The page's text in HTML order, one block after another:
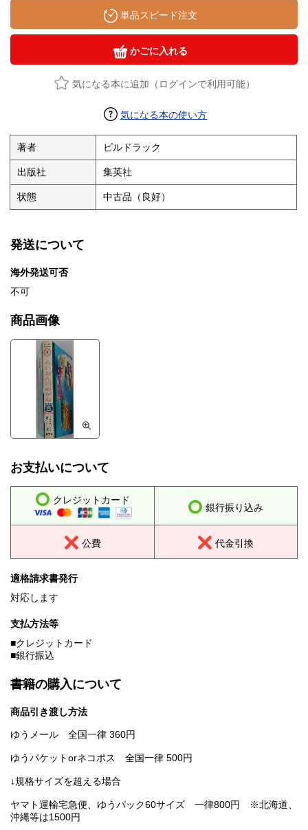
単品スピード注文
かごに入れる
気になる本に追加（ログインで利用可能）
気になる本の使い方
著者 ビルドラック
出版社 集英社
状態 中古品（良好）
発送について
海外発送可否
不可
商品画像
お支払いについて
クレジットカード
銀行振り込み
公費 代金引換
適格請求書発行
対応します
支払方法等
■クレジットカード
■銀行振込
書籍の購入について
商品引き渡し方法
ゆうメール 全国一律 360円
ゆうパケットorネコポス 全国一律 500円
↓規格サイズを超える場合
ヤマト運輸宅急便、ゆうパック60サイズ 一律800円 ※北海道、
沖縄等は1500円